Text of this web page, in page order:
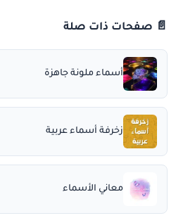
📄 صفحات ذات صلة
أسماء ملونة جاهزة
زخرفة أسماء عربية
معاني الأسماء